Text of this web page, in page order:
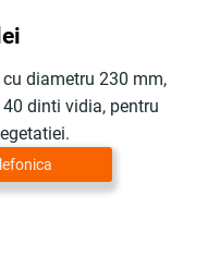
lei
diametru 230 mm,
dinti vidia, pentru